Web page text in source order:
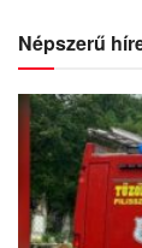
Népszerű